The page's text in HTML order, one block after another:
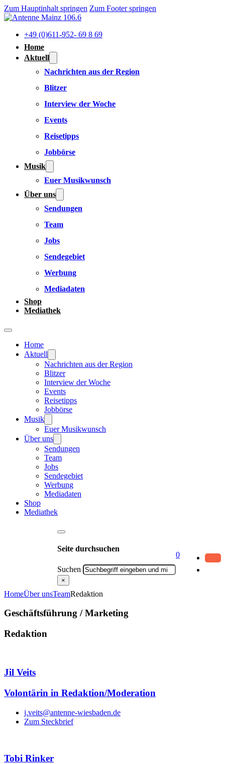
Zum Hauptinhalt springen Zum Footer springen
+49 (0)611-952- 69 8 69
Home
Aktuell
Nachrichten aus der Region
Blitzer
Interview der Woche
Events
Reisetipps
Jobbörse
Musik
Euer Musikwunsch
Über uns
Sendungen
Team
Jobs
Sendegebiet
Werbung
Mediadaten
Shop
Mediathek
Home
Aktuell
Nachrichten aus der Region
Blitzer
Interview der Woche
Events
Reisetipps
Jobbörse
Musik
Euer Musikwunsch
Über uns
Sendungen
Team
Jobs
Sendegebiet
Werbung
Mediadaten
Shop
Mediathek
Seite durchsuchen
Suchen
×
0
HomeÜber unsTeamRedaktion
Geschäftsführung / Marketing
Redaktion
Jil Veits
Volontärin in Redaktion/Moderation
j.veits@antenne-wiesbaden.de
Zum Steckbrief
Tobi Rinker